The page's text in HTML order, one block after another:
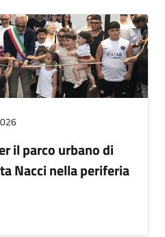
il parco urbano di
Nacci nella periferia